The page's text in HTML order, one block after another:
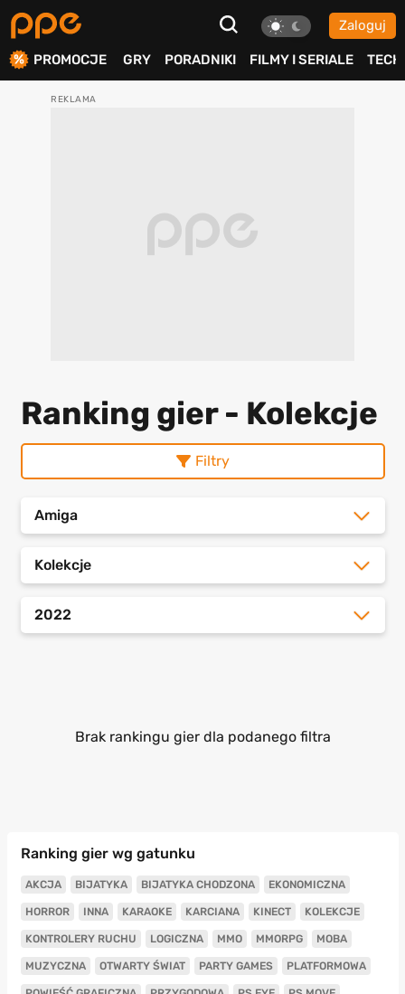
Zaloguj
PROMOCJE GRY PORADNIKI FILMY I SERIALE TECH
Ranking gier - Kolekcje
Filtry
Amiga
Kolekcje
2022
Brak rankingu gier dla podanego filtra
Ranking gier wg gatunku
AKCJA BIJATYKA BIJATYKA CHODZONA EKONOMICZNA
HORROR INNA KARAOKE KARCIANA KINECT KOLEKCJE
KONTROLERY RUCHU LOGICZNA MMO MMORPG MOBA
MUZYCZNA OTWARTY ŚWIAT PARTY GAMES PLATFORMOWA